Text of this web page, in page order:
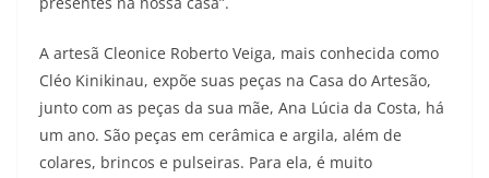
A artesã Cleonice Roberto Veiga, mais conhecida como
Cléo Kinikinau, expõe suas peças na Casa do Artesão,
junto com as peças da sua mãe, Ana Lúcia da Costa, há
um ano. São peças em cerâmica e argila, além de
colares, brincos e pulseiras. Para ela, é muito